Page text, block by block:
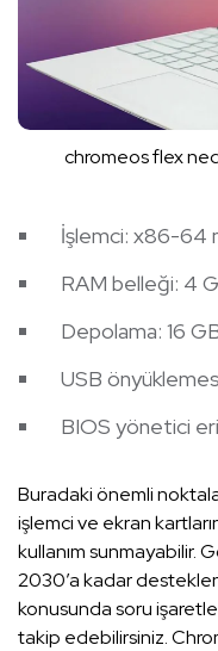
chromeos flex
İşlemci: x86-64
RAM belleği: 4
Depolama: 16
USB
BIOS yönetici
Buradaki önemli
işlemci ve ekran
kullanım sunmayabilir.
2030’a kadar
konusunda soru
takip edebilirsiniz.